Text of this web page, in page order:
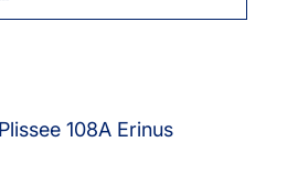
108A Erinus